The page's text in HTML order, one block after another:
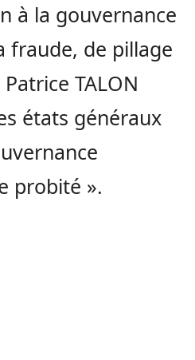
à la gouvernance
fraude, de pillage
TALON
états généraux
probité ».